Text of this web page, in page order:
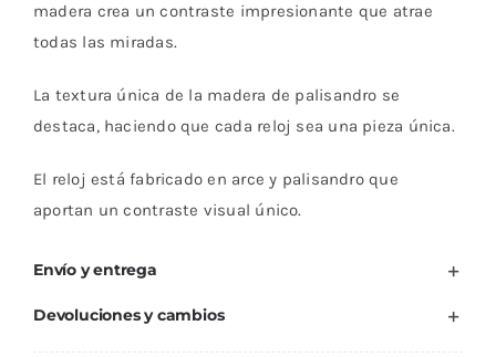
madera crea un contraste impresionante que atrae
todas las miradas.
La textura única de la madera de palisandro se
destaca, haciendo que cada reloj sea una pieza única.
El reloj está fabricado en arce y palisandro que
aportan un contraste visual único.
Envío y entrega
Devoluciones y cambios